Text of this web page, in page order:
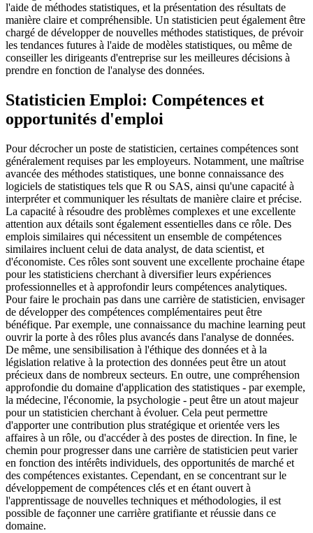
l'aide de méthodes statistiques, et la présentation des résultats de
manière claire et compréhensible. Un statisticien peut également être
chargé de développer de nouvelles méthodes statistiques, de prévoir
les tendances futures à l'aide de modèles statistiques, ou même de
conseiller les dirigeants d'entreprise sur les meilleures décisions à
prendre en fonction de l'analyse des données.
Statisticien Emploi: Compétences et
opportunités d'emploi
Pour décrocher un poste de statisticien, certaines compétences sont
généralement requises par les employeurs. Notamment, une maîtrise
avancée des méthodes statistiques, une bonne connaissance des
logiciels de statistiques tels que R ou SAS, ainsi qu'une capacité à
interpréter et communiquer les résultats de manière claire et précise.
La capacité à résoudre des problèmes complexes et une excellente
attention aux détails sont également essentielles dans ce rôle. Des
emplois similaires qui nécessitent un ensemble de compétences
similaires incluent celui de data analyst, de data scientist, et
d'économiste. Ces rôles sont souvent une excellente prochaine étape
pour les statisticiens cherchant à diversifier leurs expériences
professionnelles et à approfondir leurs compétences analytiques.
Pour faire le prochain pas dans une carrière de statisticien, envisager
de développer des compétences complémentaires peut être
bénéfique. Par exemple, une connaissance du machine learning peut
ouvrir la porte à des rôles plus avancés dans l'analyse de données.
De même, une sensibilisation à l'éthique des données et à la
législation relative à la protection des données peut être un atout
précieux dans de nombreux secteurs. En outre, une compréhension
approfondie du domaine d'application des statistiques - par exemple,
la médecine, l'économie, la psychologie - peut être un atout majeur
pour un statisticien cherchant à évoluer. Cela peut permettre
d'apporter une contribution plus stratégique et orientée vers les
affaires à un rôle, ou d'accéder à des postes de direction. In fine, le
chemin pour progresser dans une carrière de statisticien peut varier
en fonction des intérêts individuels, des opportunités de marché et
des compétences existantes. Cependant, en se concentrant sur le
développement de compétences clés et en étant ouvert à
l'apprentissage de nouvelles techniques et méthodologies, il est
possible de façonner une carrière gratifiante et réussie dans ce
domaine.